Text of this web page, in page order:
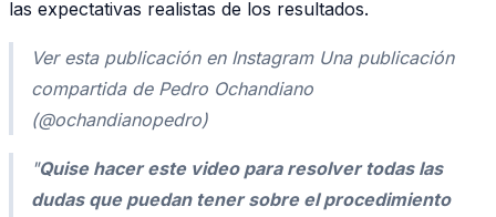
las expectativas realistas de los resultados.
Ver esta publicación en Instagram Una publicación
compartida de Pedro Ochandiano
(@ochandianopedro)
"Quise hacer este video para resolver todas las
dudas que puedan tener sobre el procedimiento